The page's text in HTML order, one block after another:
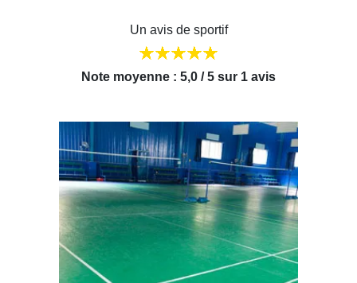
Un avis de sportif
Note moyenne : 5,0 / 5 sur 1 avis